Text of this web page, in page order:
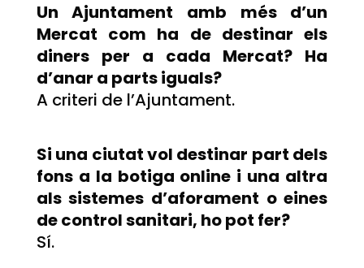
Un Ajuntament amb més d’un
Mercat com ha de destinar els
diners per a cada Mercat? Ha
d’anar a parts iguals?
A criteri de l’Ajuntament.
Si una ciutat vol destinar part dels
fons a la botiga online i una altra
als sistemes d’aforament o eines
de control sanitari, ho pot fer?
Sí.